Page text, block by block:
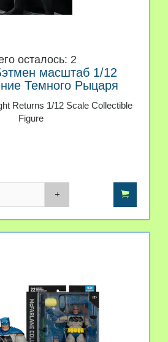
осталось: 2
масштаб 1/12
Темного Рыцаря
Returns 1/12 Scale Collectible
Figure